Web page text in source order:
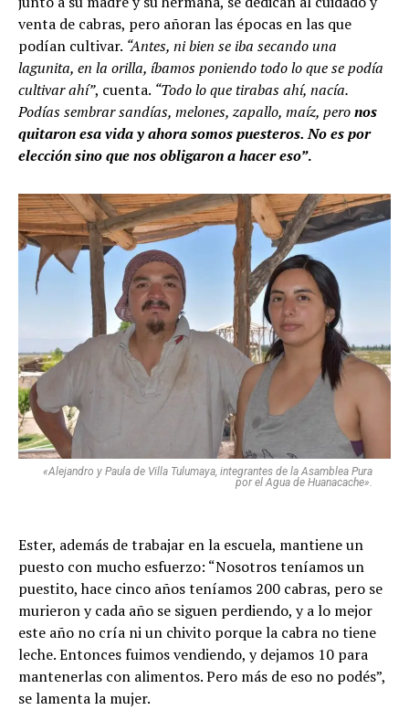
venta de cabras, pero añoran las épocas en las que
podían cultivar. “Antes, ni bien se iba secando una
lagunita, en la orilla, íbamos poniendo todo lo que se podía
cultivar ahí”, cuenta. “Todo lo que tirabas ahí, nacía.
Podías sembrar sandías, melones, zapallo, maíz, peronos
quitaron esa vida y ahora somos puesteros. No es por
elección sino que nos obligaron a hacer eso”.
«Alejandro y Paula de Villa Tulumaya, integrantes de la Asamblea Pura
por el Agua de Huanacache».
Ester, además de trabajar en la escuela, mantiene un
puesto con mucho esfuerzo: “Nosotros teníamos un
puestito, hace cinco años teníamos 200 cabras, pero se
murieron y cada año se siguen perdiendo, y a lo mejor
este año no cría ni un chivito porque la cabra no tiene
leche. Entonces fuimos vendiendo, y dejamos 10 para
mantenerlas con alimentos. Pero más de eso no podés”,
se lamenta la mujer.